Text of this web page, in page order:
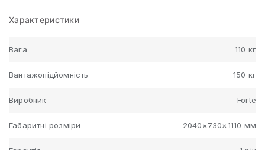
Характеристики
Вага 110 кг
Вантажопідйомність 150 кг
Виробник Forte
Габаритні розміри 2040×730×1110 мм